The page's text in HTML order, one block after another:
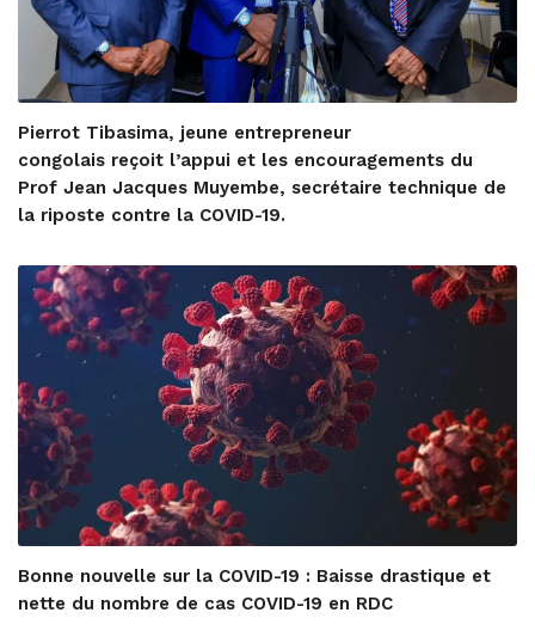
Pierrot Tibasima, jeune entrepreneur
congolais reçoit l’appui et les encouragements du
Prof Jean Jacques Muyembe, secrétaire technique de
la riposte contre la COVID-19.
Bonne nouvelle sur la COVID-19 : Baisse drastique et
nette du nombre de cas COVID-19 en RDC